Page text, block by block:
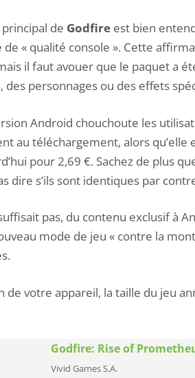
de Godfire est bien
« qualité console ». Cette
il faut avouer que le paquet a
des personnages ou des effets
Android chouchoute les
au téléchargement, alors qu’elle
pour 2,69 €. Sachez de plus
dire s’ils sont identiques par
pas, du contenu exclusif à
mode de jeu « contre la
votre appareil, la taille du jeu
Godfire: Rise of
Vivid Games S.A.